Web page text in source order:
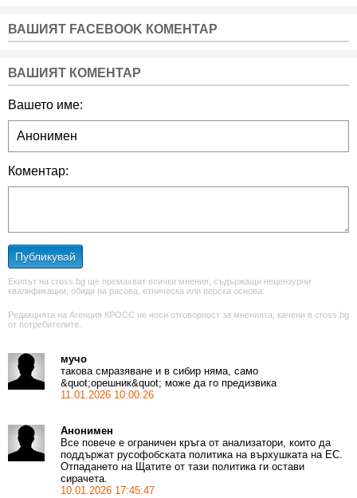
ВАШИЯТ FACEBOOK КОМЕНТАР
ВАШИЯТ КОМЕНТАР
Вашето име:
Коментар:
Публикувай
Екипът на cross.bg ще премахват всички мнения, съдържащи нецензурни
квалификации, обиди на расова, етническа или верска основа.
Редакцията на Агенция КРОСС не носи отговорност за мненията, качени в cross.bg
от потребителите.
мучо
такова смразяване и в сибир няма, само
&quot;орешник&quot; може да го предизвика
11.01.2026 10:00:26
Анонимен
Все повече е ограничен кръга от анализатори, които да
поддържат русофобската политика на върхушката на ЕС.
Отпадането на Щатите от тази политика ги остави
сирачета.
10.01.2026 17:45:47